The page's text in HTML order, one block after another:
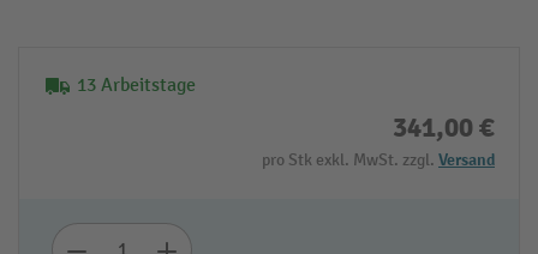
13 Arbeitstage
341,00 €
pro Stk exkl. MwSt. zzgl. Versand